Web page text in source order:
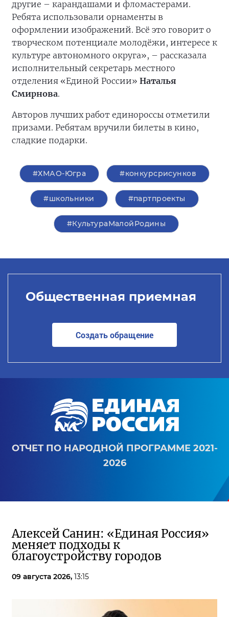
другие – карандашами и фломастерами.
Ребята использовали орнаменты в
оформлении изображений. Всё это говорит о
творческом потенциале молодёжи, интересе к
культуре автономного округа», – рассказала
исполнительный секретарь местного
отделения «Единой России» Наталья
Смирнова.
Авторов лучших работ единороссы отметили
призами. Ребятам вручили билеты в кино,
сладкие подарки.
#ХМАО-Югра #конкурсрисунков
#школьники #партпроекты
#КультураМалойРодины
Общественная приемная
Создать обращение
ОТЧЕТ ПО НАРОДНОЙ ПРОГРАММЕ 2021-
2026
Алексей Санин: «Единая Россия»
меняет подходы к
благоустройству городов
09 августа 2026, 13:15